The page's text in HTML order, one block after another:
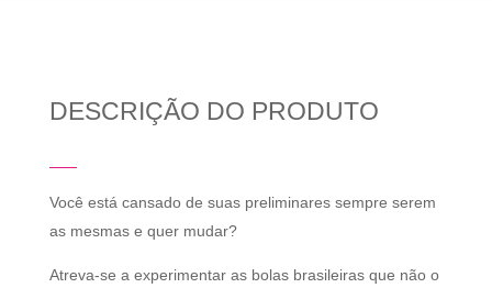
DESCRIÇÃO DO PRODUTO
Você está cansado de suas preliminares sempre serem
as mesmas e quer mudar?
Atreva-se a experimentar as bolas brasileiras que não o